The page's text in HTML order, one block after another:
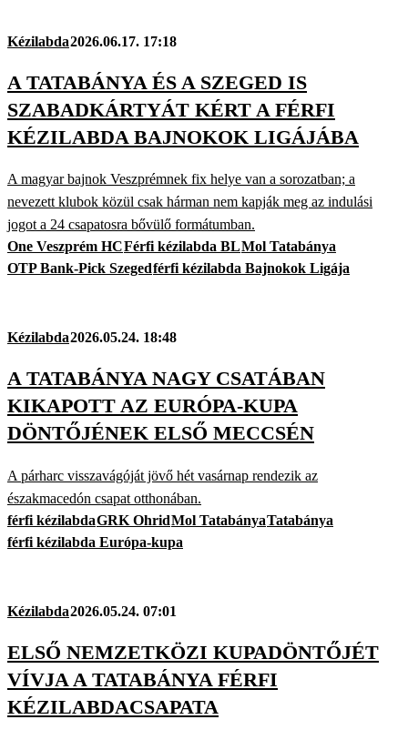
Kézilabda2026.06.17. 17:18
A TATABÁNYA ÉS A SZEGED IS
SZABADKÁRTYÁT KÉRT A FÉRFI
KÉZILABDA BAJNOKOK LIGÁJÁBA
A magyar bajnok Veszprémnek fix helye van a sorozatban; a
nevezett klubok közül csak hárman nem kapják meg az indulási
jogot a 24 csapatosra bővülő formátumban.
One Veszprém HCFérfi kézilabda BLMol Tatabánya
OTP Bank-Pick Szegedférfi kézilabda Bajnokok Ligája
Kézilabda2026.05.24. 18:48
A TATABÁNYA NAGY CSATÁBAN
KIKAPOTT AZ EURÓPA-KUPA
DÖNTŐJÉNEK ELSŐ MECCSÉN
A párharc visszavágóját jövő hét vasárnap rendezik az
északmacedón csapat otthonában.
férfi kézilabdaGRK OhridMol TatabányaTatabánya
férfi kézilabda Európa-kupa
Kézilabda2026.05.24. 07:01
ELSŐ NEMZETKÖZI KUPADÖNTŐJÉT
VÍVJA A TATABÁNYA FÉRFI
KÉZILABDACSAPATA